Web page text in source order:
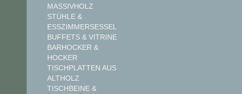
MASSIVHOLZ
STÜHLE &
ESSZIMMERSESSEL
BUFFETS & VITRINE
BARHOCKER &
HOCKER
TISCHPLATTEN AUS
ALTHOLZ
TISCHBEINE &